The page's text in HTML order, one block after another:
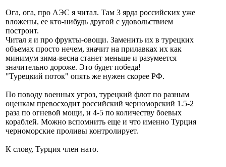
Ога, ога, про АЭС я читал. Там 3 ярда российских уже
вложены, ее кто-нибудь другой с удовольствием
построит.
Читал я и про фрукты-овощи. Заменить их в турецких
объемах просто нечем, значит на прилавках их как
минимум зима-весна станет меньше и разумеется
значительно дороже. Это будет победа!
"Турецкий поток" опять же нужен скорее РФ.
По поводу военных угроз, турецкий флот по разным
оценкам превосходит российский черноморский 1.5-2
раза по огневой мощи, и 4-5 по количеству боевых
кораблей. Можно вспомнить еще и что именно Турция
черноморские проливы контролирует.
К слову, Турция член нато.